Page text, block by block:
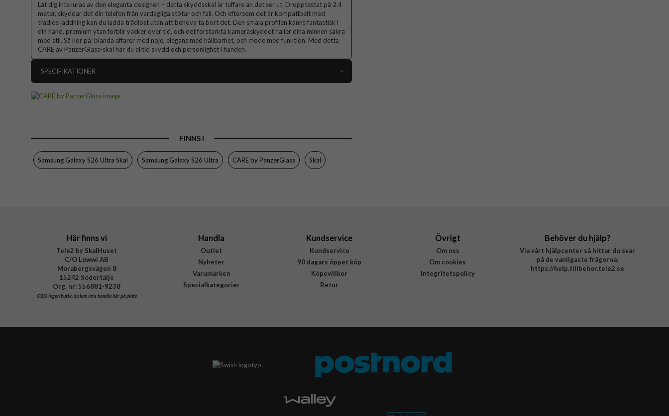
Låt dig inte luras av den eleganta designen – detta skyddsskal är tuffare än det ser ut. Dropptestat på 2.4
meter, skyddar det din telefon från vardagliga stötar och fall. Och eftersom det är kompatibelt med
trådlös laddning kan du ladda trådlöst utan att behöva ta bort det. Den smala profilen känns fantastisk i
din hand, premium ytan förblir vacker över tid, och det förstärkta kameraskyddet håller dina minnen säkra
med stil. Så kör på: blanda affärer med nöje, elegans med hållbarhet, och mode med funktion. Med detta
CARE av PanzerGlass-skal har du alltid skydd och personlighet i handen.
SPECIFIKATIONER
Egenskaper
Trådlös laddning-kompatibel
Färg
Material
Konstläder
FINNS I
Samsung Galaxy S26 Ultra Skal Samsung Galaxy S26 Ultra CARE by PanzerGlass Skal
Här finns vi
Tele2 by SkalHuset
C/O Lowwi AB
Morabergsvägen 8
15242 Södertälje
Org. nr: 556881-9238
OBS!Ingen butik, du kan inte handla här på plats
Handla
Outlet
Nyheter
Varumärken
Specialkategorier
Kundservice
Kundservice
90 dagars öppet köp
Köpevillkor
Retur
Övrigt
Om oss
Om cookies
Integritetspolicy
Behöver du hjälp?
Via vårt hjälpcenter så hittar du svar
på de vanligaste frågorna:
https://help.tillbehor.tele2.se